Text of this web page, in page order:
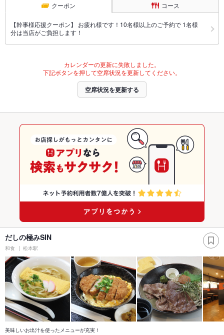
クーポン コース
【幹事様応援クーポン】 お疲れ様です！10名様以上のご予約で 1名様
分は当店がご負担します！
カレンダーの更新に失敗しました。
下記ボタンを押して空席状況を更新してください。
空席状況を更新する
だしの極みSIN
和食 松本駅
美味しいお出汁を使ったメニューが充実！